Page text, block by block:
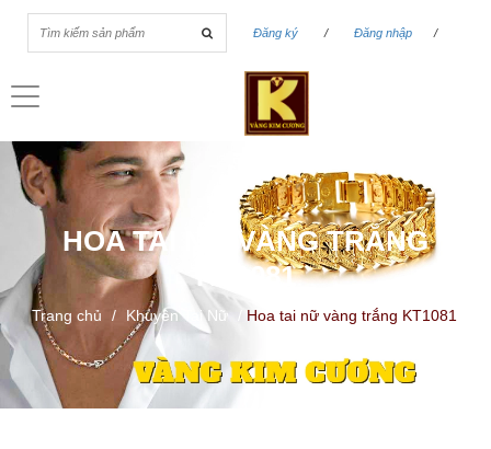
Đăng ký / Đăng nhập /
Toggle
HOA TAI NỮ VÀNG TRẮNG
KT1081
Trang chủ / Khuyên Tai Nữ / Hoa tai nữ vàng trắng KT1081